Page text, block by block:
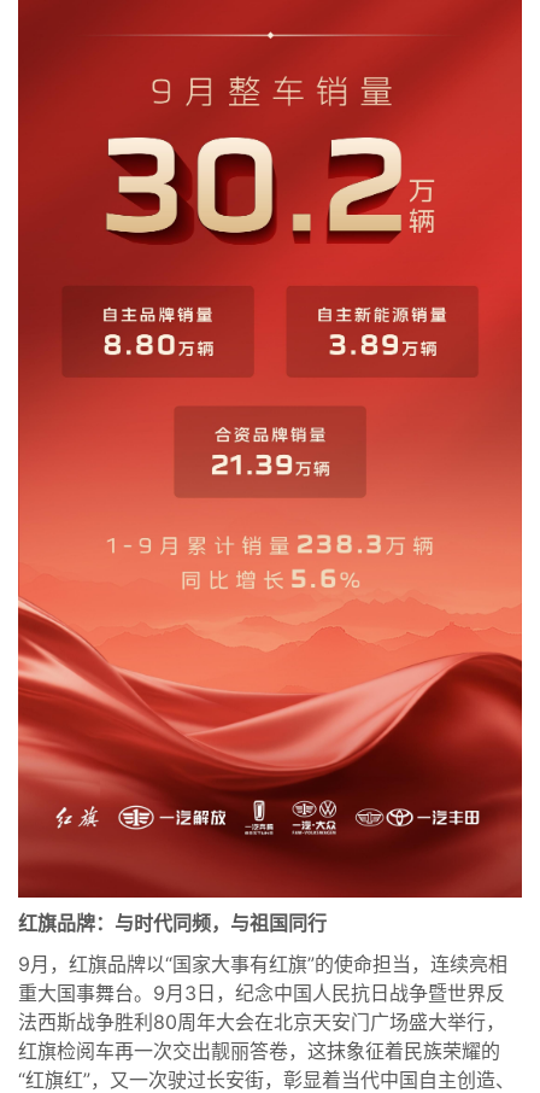
红旗品牌：与时代同频，与祖国同行
9月，红旗品牌以“国家大事有红旗”的使命担当，连续亮相
重大国事舞台。9月3日，纪念中国人民抗日战争暨世界反
法西斯战争胜利80周年大会在北京天安门广场盛大举行，
红旗检阅车再一次交出靓丽答卷，这抹象征着民族荣耀的
“红旗红”，又一次驶过长安街，彰显着当代中国自主创造、